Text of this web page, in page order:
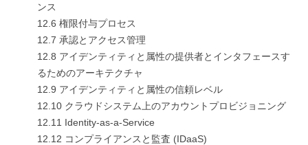
ンス
12.6 権限付与プロセス
12.7 承認とアクセス管理
12.8 アイデンティティと属性の提供者とインタフェースす
るためのアーキテクチャ
12.9 アイデンティティと属性の信頼レベル
12.10 クラウドシステム上のアカウントプロビジョニング
12.11 Identity-as-a-Service
12.12 コンプライアンスと監査 (IDaaS)